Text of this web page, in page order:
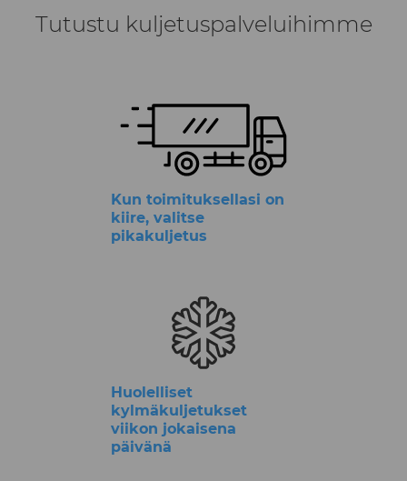
Tutustu kuljetuspalveluihimme
Kun toimituksellasi on
kiire, valitse
pikakuljetus
Huolelliset
kylmäkuljetukset
viikon jokaisena
päivänä